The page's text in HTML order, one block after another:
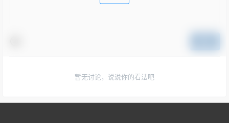
暂无讨论，说说你的看法吧